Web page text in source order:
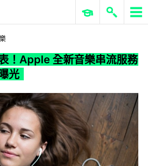
ERP 與商業 AI
！Apple 全新音樂串流服務
光